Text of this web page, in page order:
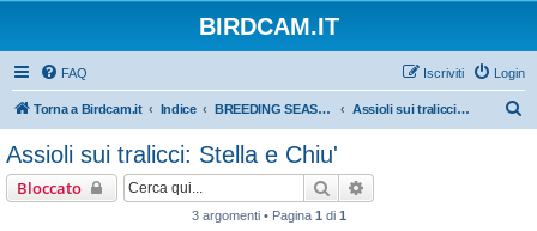
BIRDCAM.IT
FAQ Login
Iscriviti
Torna a Birdcam.it Indice BREEDING SEASON 2010 Assioli sui tralicci: Stella e Chiu'
Assioli sui tralicci: Stella e Chiu'
Bloccato Cerca
3 argomenti • Pagina 1 di 1